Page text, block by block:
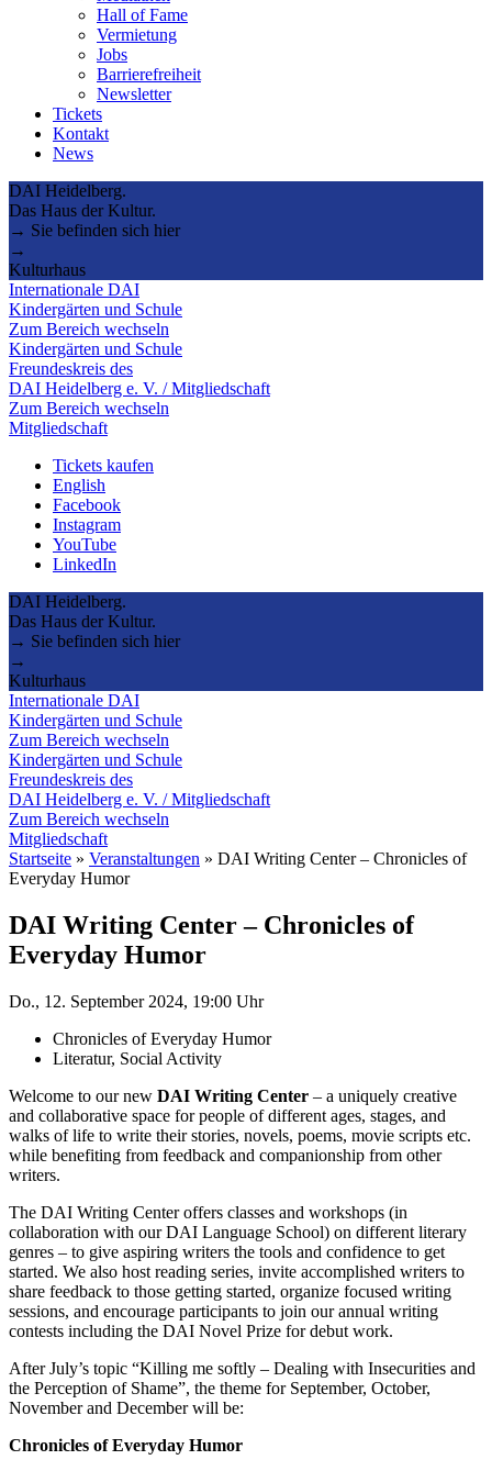
Hall of Fame
Vermietung
Jobs
Barrierefreiheit
Newsletter
Tickets
Kontakt
News
DAI Heidelberg.
Das Haus der Kultur.
→ Sie befinden sich hier
→
Kulturhaus
Internationale DAI
Kindergärten und Schule
Zum Bereich wechseln
Kindergärten und Schule
Freundeskreis des
DAI Heidelberg e. V. / Mitgliedschaft
Zum Bereich wechseln
Mitgliedschaft
Tickets kaufen
English
Facebook
Instagram
YouTube
LinkedIn
DAI Heidelberg.
Das Haus der Kultur.
→ Sie befinden sich hier
→
Kulturhaus
Internationale DAI
Kindergärten und Schule
Zum Bereich wechseln
Kindergärten und Schule
Freundeskreis des
DAI Heidelberg e. V. / Mitgliedschaft
Zum Bereich wechseln
Mitgliedschaft
Startseite » Veranstaltungen » DAI Writing Center – Chronicles of
Everyday Humor
DAI Writing Center – Chronicles of
Everyday Humor
Do., 12. September 2024, 19:00 Uhr
Chronicles of Everyday Humor
Literatur, Social Activity
Welcome to our new DAI Writing Center – a uniquely creative
and collaborative space for people of different ages, stages, and
walks of life to write their stories, novels, poems, movie scripts etc.
while benefiting from feedback and companionship from other
writers.
The DAI Writing Center offers classes and workshops (in
collaboration with our DAI Language School) on different literary
genres – to give aspiring writers the tools and confidence to get
started. We also host reading series, invite accomplished writers to
share feedback to those getting started, organize focused writing
sessions, and encourage participants to join our annual writing
contests including the DAI Novel Prize for debut work.
After July’s topic “Killing me softly – Dealing with Insecurities and
the Perception of Shame”, the theme for September, October,
November and December will be:
Chronicles of Everyday Humor